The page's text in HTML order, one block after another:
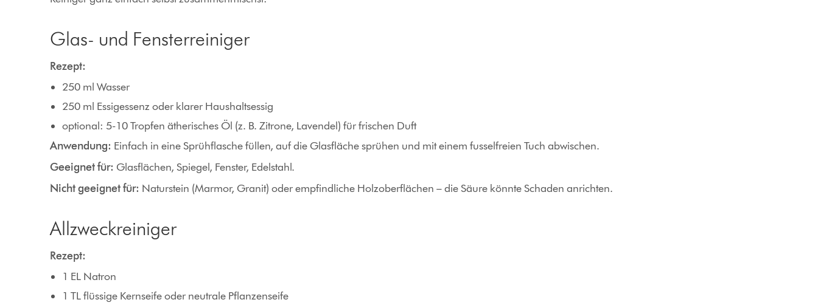
Glas- und Fensterreiniger
Rezept:
250 ml Wasser
250 ml Essigessenz oder klarer Haushaltsessig
optional: 5-10 Tropfen ätherisches Öl (z. B. Zitrone, Lavendel) für frischen Duft
Anwendung: Einfach in eine Sprühflasche füllen, auf die Glasfläche sprühen und mit einem fusselfreien Tuch abwischen.
Geeignet für: Glasflächen, Spiegel, Fenster, Edelstahl.
Nicht geeignet für: Naturstein (Marmor, Granit) oder empfindliche Holzoberflächen – die Säure könnte Schaden anrichten.
Allzweckreiniger
Rezept:
1 EL Natron
1 TL flüssige Kernseife oder neutrale Pflanzenseife